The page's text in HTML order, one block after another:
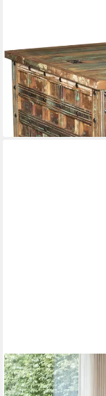
INTERIA HOME &
Couchtisch
90 x 47 x 90 cm B/H/T
677,60 € UVP840,00 €
-19%
lieferbar in 3 Wochen
MCW
Couchtisch T94-C